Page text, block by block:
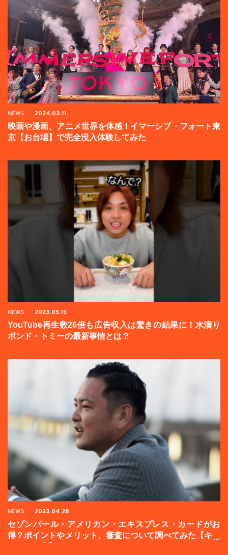
NEWS 2024.03.11
映画や漫画、アニメ世界を体感！イマーシブ・フォート東
京【お台場】で完全没入体験してみた
NEWS 2023.05.15
YouTube再生数26倍も広告収入は驚きの結果に！水溜り
ボンド・トミーの最新事情とは？
NEWS 2023.04.28
セゾンパール・アメリカン・エキスプレス・カードがお
得？ポイントやメリット、審査について調べてみた【キャ